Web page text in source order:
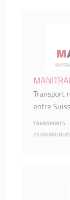
Transport
entre
TRANSPORTS
25160